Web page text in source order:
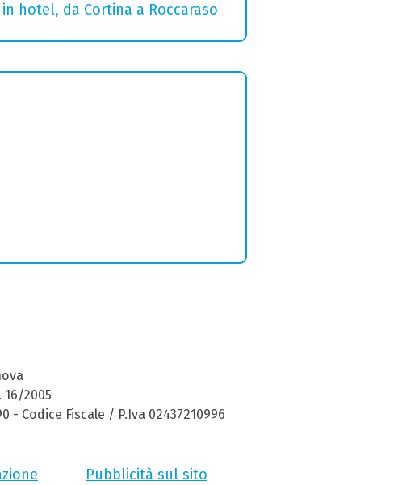
hotel, da Cortina a Roccaraso
2005
- Codice Fiscale / P.Iva 02437210996
Pubblicità sul sito